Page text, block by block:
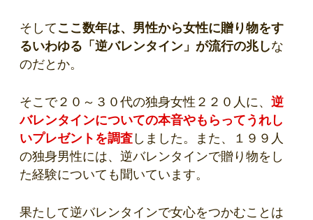
そして ここ数年は、男性から女性に贈り物をす
るいわゆる「逆バレンタイン」が流行の兆しな
のだとか。
そこで２０～３０代の独身女性２２０人に、 逆
バレンタインについての本音やもらってうれし
いプレゼントを調査 しました。また、１９９人
の独身男性には、逆バレンタインで贈り物をし
た経験についても聞いています。
果たして逆バレンタインで女心をつかむことは